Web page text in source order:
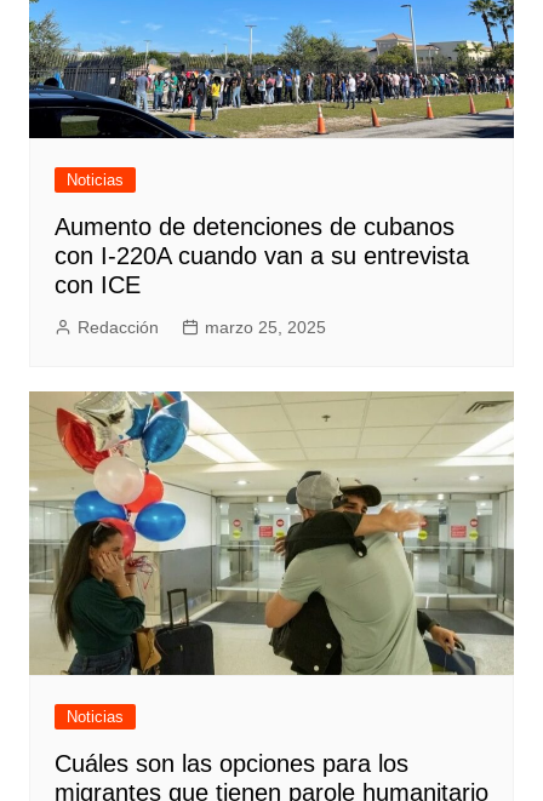
Noticias
Aumento de detenciones de cubanos
con I-220A cuando van a su entrevista
con ICE
Redacción marzo 25, 2025
Noticias
Cuáles son las opciones para los
migrantes que tienen parole humanitario